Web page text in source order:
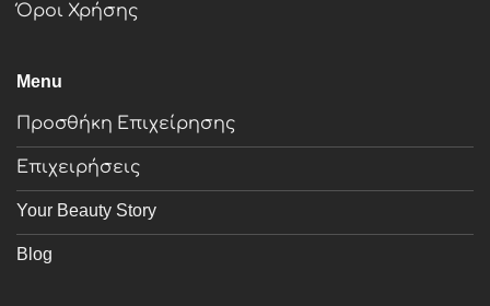
Όροι Χρήσης
Menu
Προσθήκη Επιχείρησης
Επιχειρήσεις
Your Beauty Story
Blog